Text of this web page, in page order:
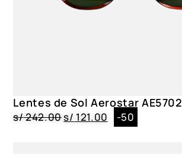
Lentes de Sol Aerostar AE5702
s/242.00s/ 121.00 -50